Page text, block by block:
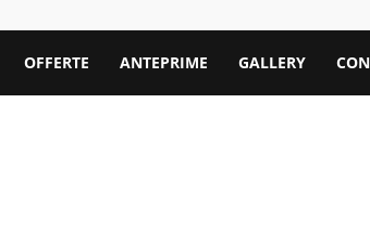
OFFERTE ANTEPRIME GALLERY